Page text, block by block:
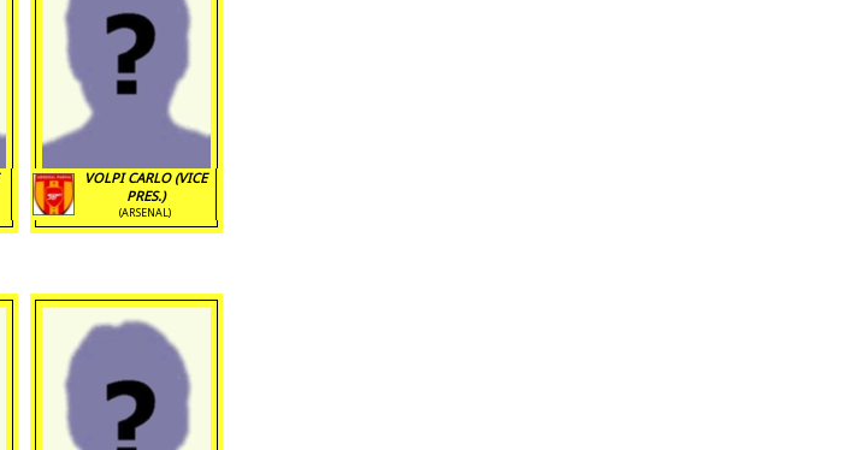
VOLPI CARLO (VICE
PRES.)
(ARSENAL)